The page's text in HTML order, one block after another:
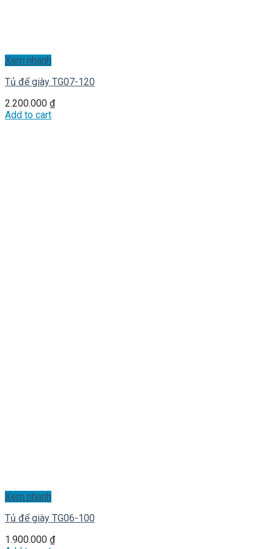
Xem nhanh
Tủ để giày TG07-120
2.200.000 ₫
Add to cart
Xem nhanh
Tủ để giày TG06-100
1.900.000 ₫